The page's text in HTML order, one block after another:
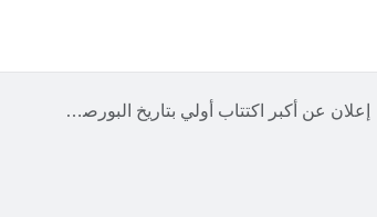
إعلان عن أكبر اكتتاب أولي بتاريخ البورصة في العالم